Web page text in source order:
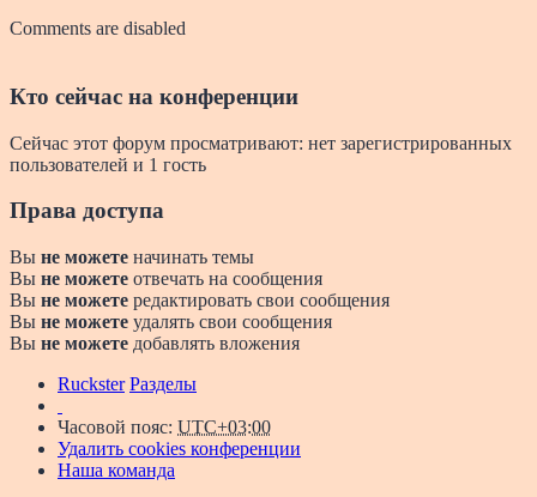
Comments are disabled
Кто сейчас на конференции
Сейчас этот форум просматривают: нет зарегистрированных
пользователей и 1 гость
Права доступа
Вы не можете начинать темы
Вы не можете отвечать на сообщения
Вы не можете редактировать свои сообщения
Вы не можете удалять свои сообщения
Вы не можете добавлять вложения
Ruckster Разделы
Часовой пояс: UTC+03:00
Удалить cookies конференции
Наша команда